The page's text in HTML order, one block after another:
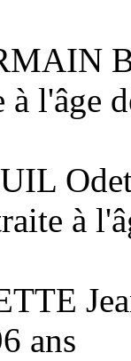
l'âge
à
ans